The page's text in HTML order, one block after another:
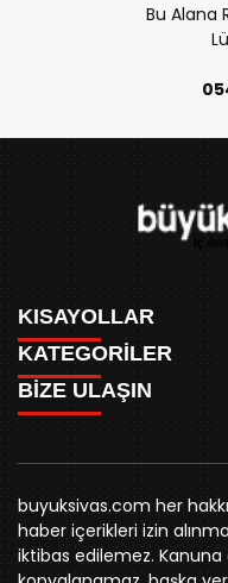
Bu Alana
KISAYOLLAR
ANASAYFA
AKSU CANLI
MEYDAN CANLI
MEDRESELER CANLI
MERAKÜM CANLI
YUKARI TEKKE CANLI
KURUMSAL KİMLİK
REKLAM FİYATLARI
BİZE ULAŞIN
KATEGORİLER
WHATSAPP
SPOR
SİYASET
BELEDİYE
SİVAS VALİLİĞİ
ÜNİVERSİTE
KURUMLAR
BİZE ULAŞIN
0346 221 00 60
Örtülüpınar Mah.
Sivas
buyuksivas.com her
haber içerikleri izin
iktibas edilemez. Kanuna